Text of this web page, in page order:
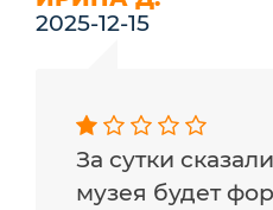
2025-12-15
За сутки
музея будет